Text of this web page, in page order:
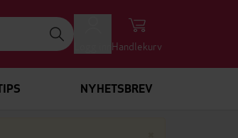
Handlekurv
NYHETSBREV